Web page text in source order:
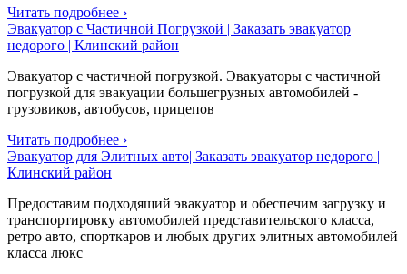
Читать подробнее ›
Эвакуатор с Частичной Погрузкой | Заказать эвакуатор
недорого | Клинский район
Эвакуатор с частичной погрузкой. Эвакуаторы с частичной
погрузкой для эвакуации большегрузных автомобилей -
грузовиков, автобусов, прицепов
Читать подробнее ›
Эвакуатор для Элитных авто| Заказать эвакуатор недорого |
Клинский район
Предоставим подходящий эвакуатор и обеспечим загрузку и
транспортировку автомобилей представительского класса,
ретро авто, спорткаров и любых других элитных автомобилей
класса люкс